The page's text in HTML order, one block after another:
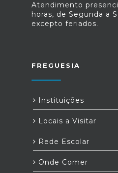
Atendimento
horas, de Segunda a
excepto feriados.
FREGUESIA
Instituições
Locais a Visitar
Rede Escolar
Onde Comer